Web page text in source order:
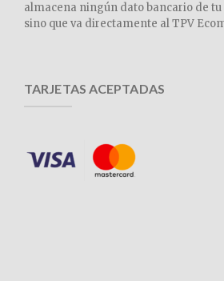
almacena ningún dato bancario de
sino que va directamente al TPV
TARJETAS ACEPTADAS